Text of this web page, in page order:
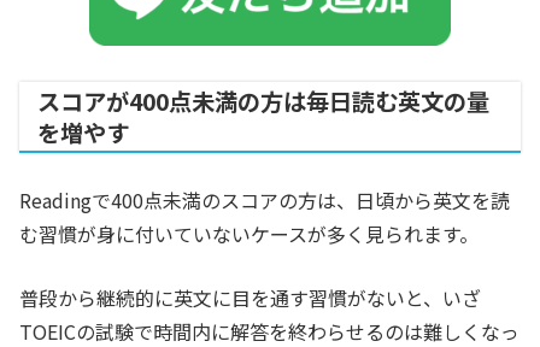
スコアが400点未満の方は毎日読む英文の量
を増やす
Readingで400点未満のスコアの方は、日頃から英文を読
む習慣が身に付いていないケースが多く見られます。
普段から継続的に英文に目を通す習慣がないと、いざ
TOEICの試験で時間内に解答を終わらせるのは難しくなっ